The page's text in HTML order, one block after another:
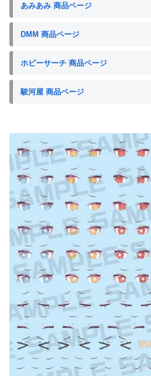
あみあみ 商品ページ
DMM 商品ページ
ホビーサーチ 商品ページ
駿河屋 商品ページ